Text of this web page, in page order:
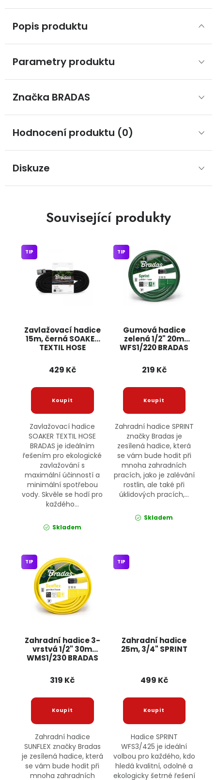
Popis produktu
Parametry produktu
Značka BRADAS
Hodnocení produktu (0)
Diskuze
Související produkty
Zavlažovací hadice
15m, černá SOAKER
TEXTIL HOSE
TIP
429 Kč
Zavlažovací hadice
SOAKER TEXTIL HOSE
BRADAS je ideálním
řešením pro ekologické
zavlažování s
maximální účinností a
minimální spotřebou
vody. Skvěle se hodí pro
každého...
Skladem
Gumová hadice
zelená 1/2" 20m
WFS1/220 BRADAS
TIP
219 Kč
Zahradní hadice SPRINT
značky Bradas je
zesílená hadice, která
se vám bude hodit při
mnoha zahradních
pracích, jako je zalévání
rostlin, ale také při
úklidových pracích,...
Skladem
Zahradní hadice 3-
vrstvá 1/2" 30m
WMS1/230 BRADAS
TIP
319 Kč
Zahradní hadice
SUNFLEX značky Bradas
je zesílená hadice, která
se vám bude hodit při
mnoha zahradních
Zahradní hadice
25m, 3/4" SPRINT
TIP
499 Kč
Hadice SPRINT
WFS3/425 je ideální
volbou pro každého, kdo
hledá kvalitní, odolné a
ekologicky šetrné řešení